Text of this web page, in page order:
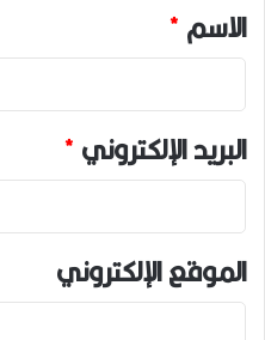
*
الاسم*
البريد الإلكتروني*
الموقع الإلكتروني